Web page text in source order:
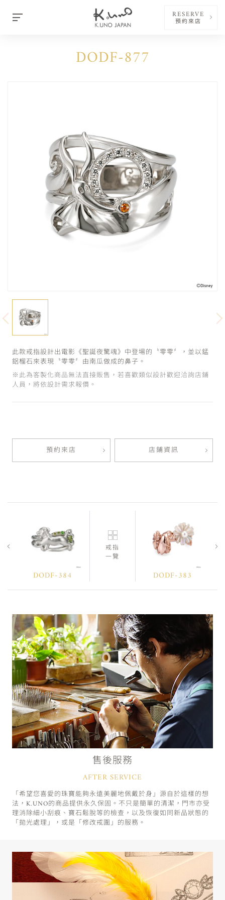
RESERVE
預約來店
DODF-877
此款戒指設計出電影《聖誕夜驚魂》中登場的〝零零〞，並以錳
鋁榴石來表現〝零零〞由南瓜做成的鼻子。
※此為客製化商品無法直接販售，若喜歡類似設計歡迎洽詢店鋪
人員，將依設計需求報價。
預約來店 店鋪資訊
DODF-384
戒指
一覽
DODF-383
售後服務
AFTER SERVICE
「希望您喜愛的珠寶能夠永遠美麗地佩戴於身」源自於這樣的想
法，K.UNO的商品提供永久保固。不只是簡單的清潔，門市亦受
理消除細小刮痕、寶石鬆脫等的檢查，以及恢復如同新品狀態的
「拋光處理」，或是「修改戒圍」的服務。